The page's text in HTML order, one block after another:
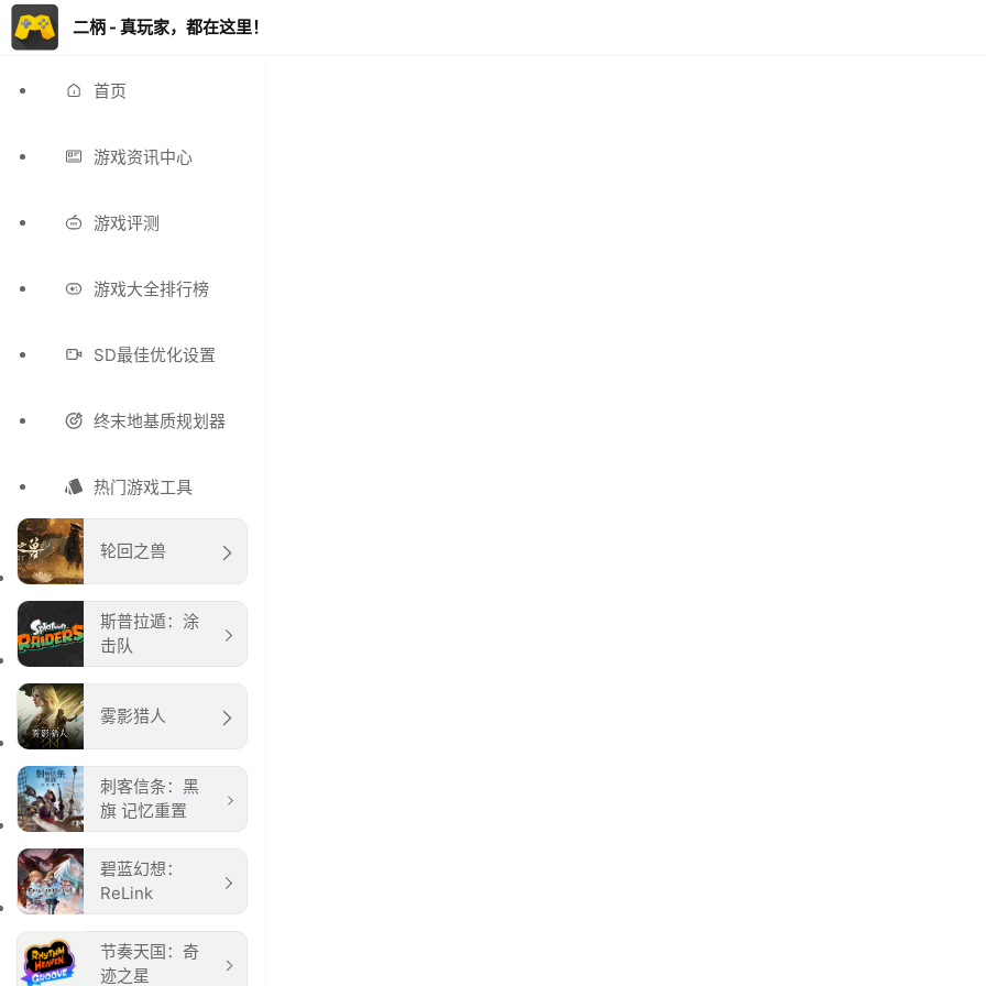
二柄 - 真玩家，都在这里！
首页
游戏资讯中心
游戏评测
游戏大全排行榜
SD最佳优化设置
终末地基质规划器
热门游戏工具
轮回之兽
斯普拉遁：涂
击队
雾影猎人
刺客信条：黑
旗 记忆重置
碧蓝幻想：
ReLink
节奏天国：奇
迹之星